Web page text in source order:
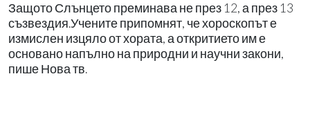
Защото Слънцето преминава не през 12, а през 13
съзвездия.Учените припомнят, че хороскопът е
измислен изцяло от хората, а откритието им е
основано напълно на природни и научни закони,
пише Нова тв.